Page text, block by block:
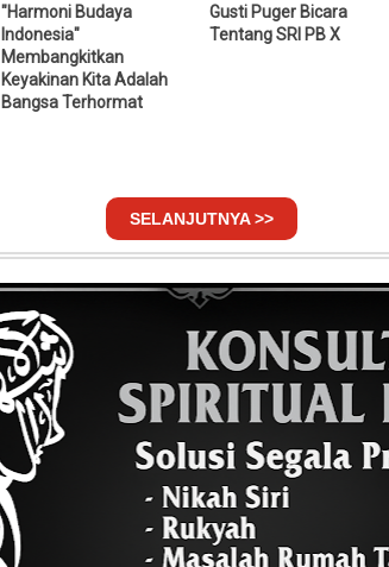
"Harmoni Budaya
Indonesia"
Membangkitkan
Keyakinan Kita Adalah
Bangsa Terhormat
Gusti Puger Bicara
Tentang SRI PB X
SELANJUTNYA >>